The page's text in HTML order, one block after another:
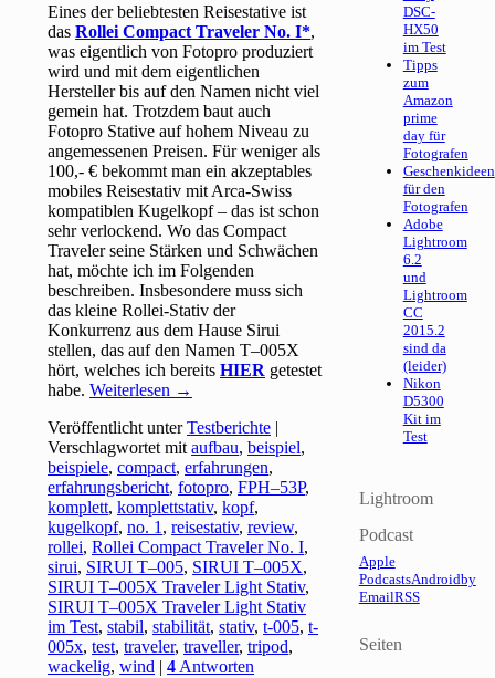
Eines der beliebtesten Reisestative ist
dasRollei Compact Traveler No. I ,
was eigentlich von Fotopro produziert
wird und mit dem eigentlichen
Hersteller bis auf den Namen nicht viel
gemein hat. Trotzdem baut auch
Fotopro Stative auf hohem Niveau zu
angemessenen Preisen. Für weniger als
100,- € bekommt man ein akzeptables
mobiles Reisestativ mit Arca-Swiss
kompatiblen Kugelkopf – das ist schon
sehr verlockend. Wo das Compact
Traveler seine Stärken und Schwächen
hat, möchte ich im Folgenden
beschreiben. Insbesondere muss sich
das kleine Rollei-Stativ der
Konkurrenz aus dem Hause Sirui
stellen, das auf den Namen T–005X
hört, welches ich bereitsHIER getestet
habe.Weiterlesen →
Veröffentlicht unter Testberichte |
Verschlagwortet mit aufbau,beispiel,
beispiele,compact,erfahrungen,
erfahrungsbericht,fotopro,FPH–53P,
komplett,komplettstativ,kopf,
kugelkopf,no. 1,reisestativ,review,
rollei,Rollei Compact Traveler No. I,
sirui, SIRUI T–005, SIRUI T–005X,
SIRUI T–005X Traveler Light Stativ,
SIRUI T–005X Traveler Light Stativ
im Test,stabil,stabilität,stativ,t-005,t-
005x,test,traveler,traveller,tripod,
wackelig,wind |4Antworten
DSC-
HX50
im Test
Tipps
zum
Amazon
prime
day für
Fotografen
Geschenkideen
für den
Fotografen
Adobe
Lightroom
6.2
und
Lightroom
CC
2015.2
sind da
(leider)
Nikon
D5300
Kit im
Test
Lightroom
Podcast
Apple
PodcastsAndroidby
EmailRSS
Seiten